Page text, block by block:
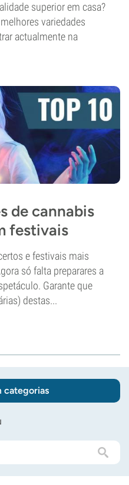
superior em casa?
variedades
actualmente na
de cannabis
festivais
e festivais mais
só falta preparares a
Garante que
destas...
categorias